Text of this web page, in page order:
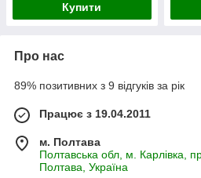
Купити
Про нас
89% позитивних з 9 відгуків за рік
Працює з 19.04.2011
м. Полтава
Полтавська обл, м. Карлівка,
Полтава, Україна